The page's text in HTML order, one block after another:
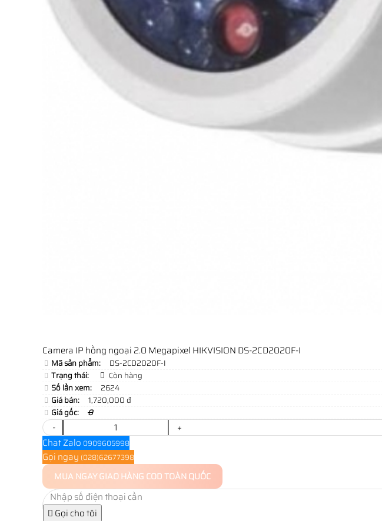
Camera IP hồng ngoại 2.0 Megapixel HIKVISION DS-2CD2020F-I
Mã sản phẩm:
DS-2CD2020F-I
Trạng thái:
Còn hàng
Số lần xem:
2624
Giá bán:
1,720,000 đ
Giá gốc:
0
-
+
Chat Zalo 0909605998
Gọi ngay (028)62677398
MUA NGAYGIAO HÀNG COD TOÀN QUỐC
Gọi cho tôi